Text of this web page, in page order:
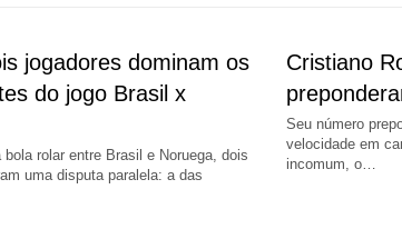
jogadores dominam os
do jogo Brasil x
bola rolar entre Brasil e Noruega, dois
uma disputa paralela: a das
Cristiano
Seu número
velocidade em
incomum, o…